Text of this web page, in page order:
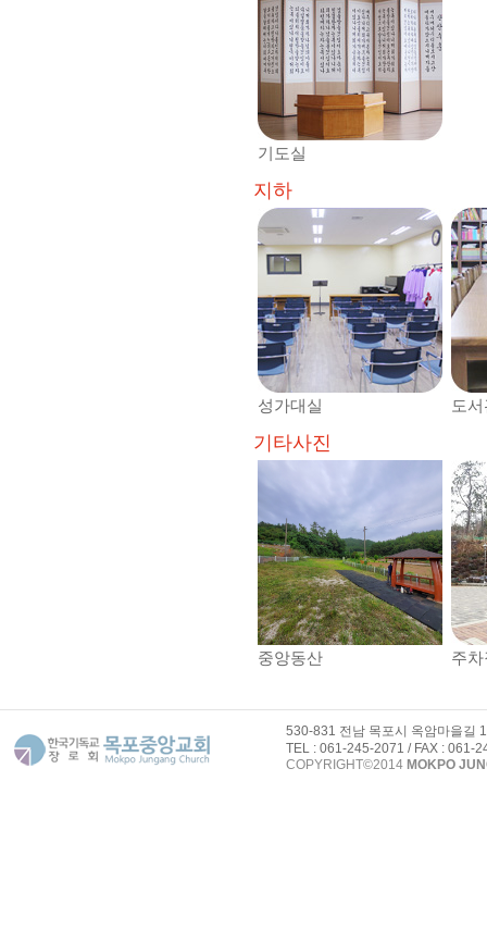
기도실
지하
성가대실 도
기타사진
중앙동산 주차
530-831 전남 목포시 옥암마을길
TEL : 061-245-2071 / FAX : 061-
COPYRIGHT©2014 MOKPO